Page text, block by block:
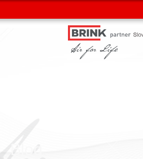
Blog